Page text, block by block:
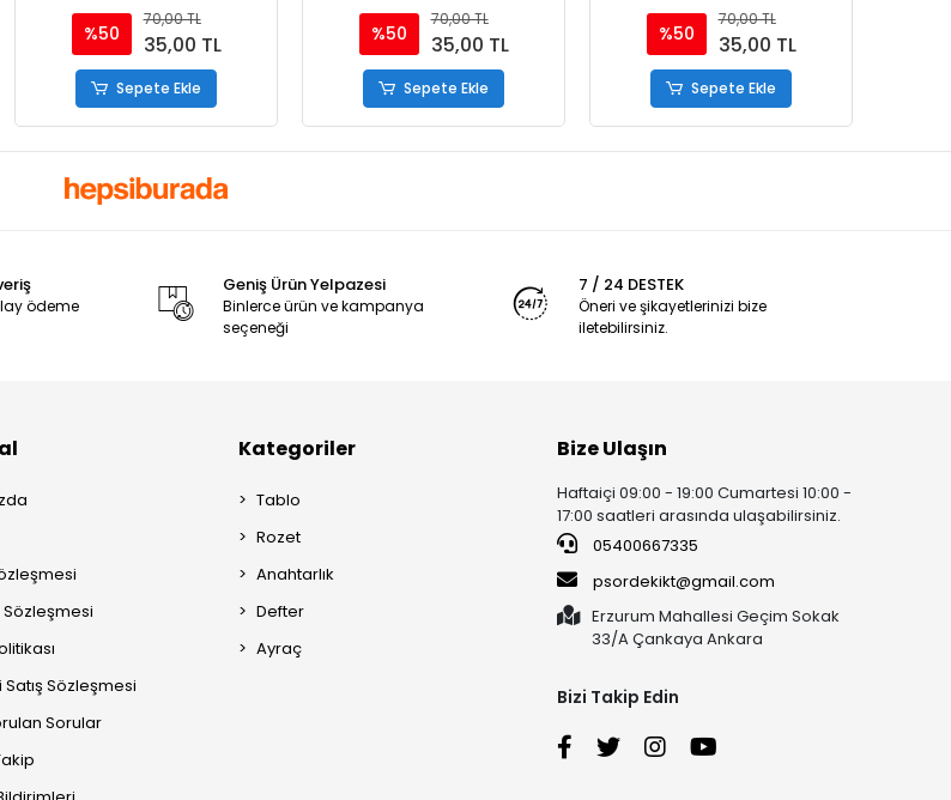
%50
70,00 TL
35,00 TL
Sepete Ekle
%50
70,00 TL
35,00 TL
Sepete Ekle
%50
70,00 TL
35,00 TL
Sepete Ekle
ödeme
Geniş Ürün Yelpazesi
Binlerce ürün ve kampanya
seçeneği
7 / 24 DESTEK
Öneri ve şikayetlerinizi bize
iletebilirsiniz.
Sözleşmesi
Sözleşmesi
Sorular
Kategoriler
Tablo
Rozet
Anahtarlık
Defter
Ayraç
Bize Ulaşın
Haftaiçi 09:00 - 19:00 Cumartesi 10:00 -
17:00 saatleri arasında ulaşabilirsiniz.
05400667335
psordekikt@gmail.com
Erzurum Mahallesi Geçim Sokak
33/A Çankaya Ankara
Bizi Takip Edin